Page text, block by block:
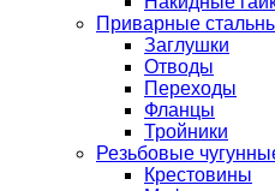
Приварные
Заглушки
Отводы
Переходы
Фланцы
Тройники
Резьбовые
Крестовины